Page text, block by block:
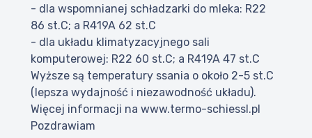
- dla wspomnianej schładzarki do mleka: R22
86 st.C; a R419A 62 st.C
- dla układu klimatyzacyjnego sali
komputerowej: R22 60 st.C; a R419A 47 st.C
Wyższe są temperatury ssania o około 2-5 st.C
(lepsza wydajność i niezawodność układu).
Więcej informacji na www.termo-schiessl.pl
Pozdrawiam